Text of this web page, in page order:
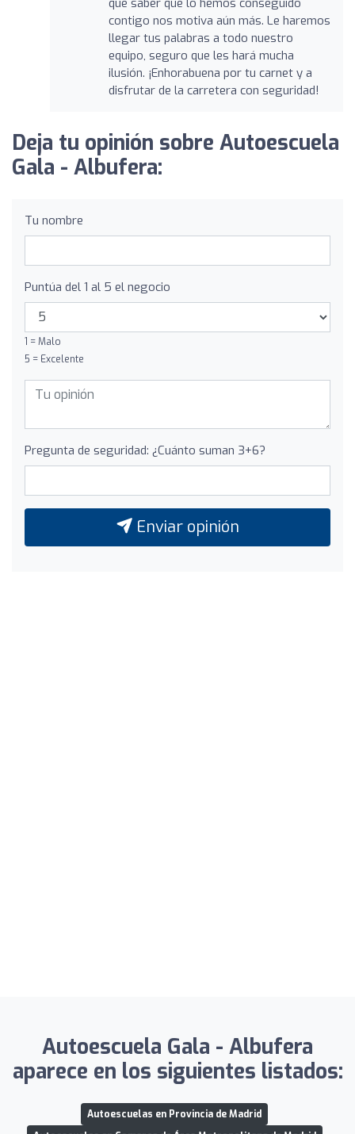
contigo nos motiva aún más. Le haremos
llegar tus palabras a todo nuestro
equipo, seguro que les hará mucha
ilusión. ¡Enhorabuena por tu carnet y a
disfrutar de la carretera con seguridad!
Deja tu opinión sobre Autoescuela
Gala - Albufera:
Tu nombre
Puntúa del 1 al 5 el negocio
1 = Malo
5 = Excelente
Pregunta de seguridad: ¿Cuánto suman 3+6?
Enviar opinión
Autoescuela Gala - Albufera
aparece en los siguientes listados:
Autoescuelas en Provincia de Madrid